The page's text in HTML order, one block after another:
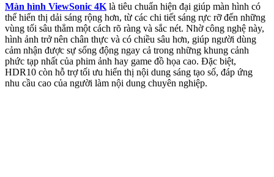
Màn hình ViewSonic 4K là tiêu chuẩn hiện đại giúp màn hình có
thể hiển thị dải sáng rộng hơn, từ các chi tiết sáng rực rỡ đến những
vùng tối sâu thẳm một cách rõ ràng và sắc nét. Nhờ công nghệ này,
hình ảnh trở nên chân thực và có chiều sâu hơn, giúp người dùng
cảm nhận được sự sống động ngay cả trong những khung cảnh
phức tạp nhất của phim ảnh hay game đồ họa cao. Đặc biệt,
HDR10 còn hỗ trợ tối ưu hiển thị nội dung sáng tạo số, đáp ứng
nhu cầu cao của người làm nội dung chuyên nghiệp.